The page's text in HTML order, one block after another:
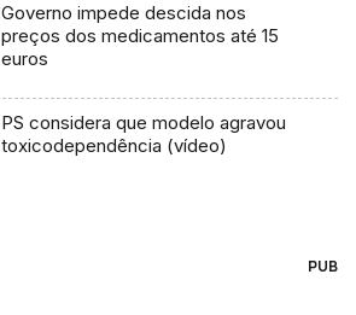
Governo impede descida nos
preços dos medicamentos até 15
euros
PS considera que modelo agravou
toxicodependência (vídeo)
PUB